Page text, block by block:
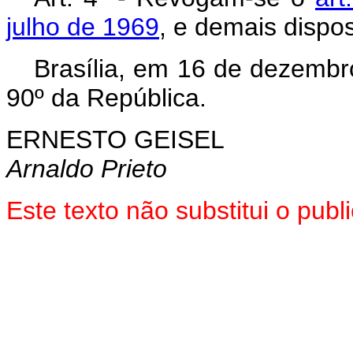
julho de 1969, e demais
Brasília, em 16 de
90º da República.
ERNESTO GEISEL
Arnaldo Prieto
Este texto não substitui o